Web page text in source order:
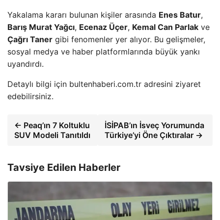
Yakalama kararı bulunan kişiler arasında Enes Batur,
Barış Murat Yağcı, Ecenaz Üçer, Kemal Can Parlak ve
Çağrı Taner gibi fenomenler yer alıyor. Bu gelişmeler,
sosyal medya ve haber platformlarında büyük yankı
uyandırdı.
Detaylı bilgi için bultenhaberi.com.tr adresini ziyaret
edebilirsiniz.
← Peaq’ın 7 Koltuklu
SUV Modeli Tanıtıldı
İSİPAB’ın İsveç Yorumunda
Türkiye’yi Öne Çıktıralar →
Tavsiye Edilen Haberler